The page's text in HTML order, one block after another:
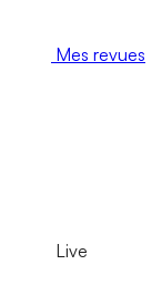
Mes revues
Live